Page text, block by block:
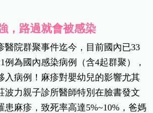
，路過就會被感染
醫院群聚事件迄今，目前國內已33
例為國內感染病例（含4起群聚），
入病例！ 麻疹對嬰幼兒的影響尤其
波力親子診所醫師特別在臉書發文
患麻疹，致死率高達5%~10%，爸媽